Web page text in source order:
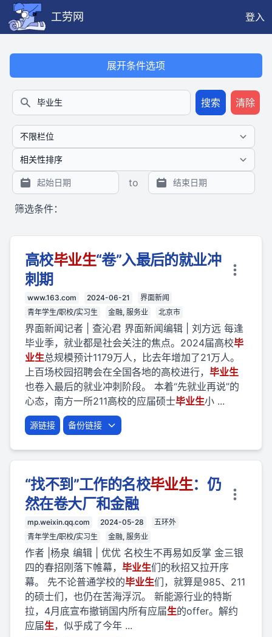
工劳网
登入
展开条件选项
搜索
搜索 清除
to
筛选条件：
高校毕业生“卷”入最后的就业冲
刺期
www.163.com 2024-06-21
界面新闻
青年学生/职校/实习生
金融, 服务业 北京市
界面新闻记者 | 查沁君 界面新闻编辑 | 刘方远 每逢
毕业季，就业都是社会关注的焦点。2024届高校毕
业生总规模预计1179万人，比去年增加了21万人。
上百场校园招聘会在全国各地的高校进行， 毕业生
也卷入最后的就业冲刺阶段。 本着“先就业再说”的
心态，南方一所211高校的应届硕士毕业生小 ...
源链接 备份链接
“找不到”工作的名校毕业生：仍
然在卷大厂和金融
mp.weixin.qq.com 2024-05-28
五环外
青年学生/职校/实习生
金融, 服务业
作者 |杨泉 编辑 | 优优 名校生不再易如反掌 金三银
四的春招刚落下帷幕， 毕业生们的秋招又拉开序
幕。 先不论普通学校的毕业生们，就算是985、211
的硕士们，也仍在苦海浮沉。 新能源行业的特斯
拉，4月底宣布撤销国内所有应届生的offer。解约
应届生，似乎成了今年 ...